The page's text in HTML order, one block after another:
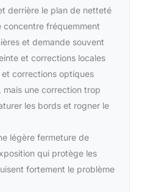
derrière le plan de netteté
concentre fréquemment
et demande souvent
et corrections locales
et corrections optiques
mais une correction trop
les bords et rogner le
légère fermeture de
qui protège les
fortement le problème